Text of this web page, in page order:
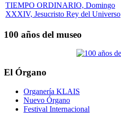
TIEMPO ORDINARIO, Domingo
XXXIV, Jesucristo Rey del Universo
100 años del museo
El Órgano
Organería KLAIS
Nuevo Órgano
Festival Internacional